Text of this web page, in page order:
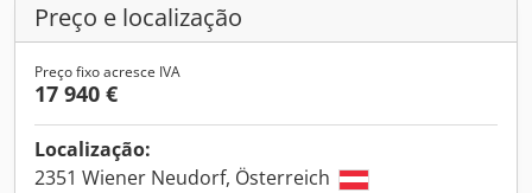
Preço e localização
Preço fixo acresce IVA
17 940 €
Localização:
2351 Wiener Neudorf, Österreich